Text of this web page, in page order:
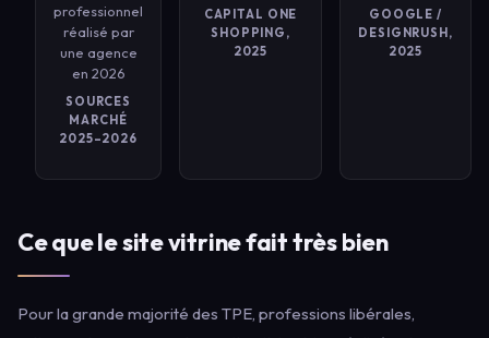
professionnel
réalisé par
une agence
en 2026
SOURCES
MARCHÉ
2025–2026
CAPITAL ONE
SHOPPING,
2025
GOOGLE /
DESIGNRUSH,
2025
Ce que le site vitrine fait très bien
Pour la grande majorité des TPE, professions libérales,